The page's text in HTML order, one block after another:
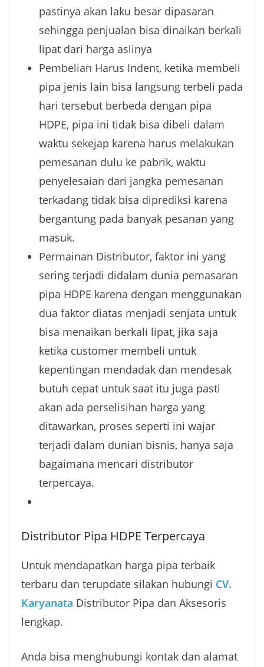
pastinya akan laku besar dipasaran
sehingga penjualan bisa dinaikan berkali
lipat dari harga aslinya
Pembelian Harus Indent, ketika membeli
pipa jenis lain bisa langsung terbeli pada
hari tersebut berbeda dengan pipa
HDPE, pipa ini tidak bisa dibeli dalam
waktu sekejap karena harus melakukan
pemesanan dulu ke pabrik, waktu
penyelesaian dari jangka pemesanan
terkadang tidak bisa diprediksi karena
bergantung pada banyak pesanan yang
masuk.
Permainan Distributor, faktor ini yang
sering terjadi didalam dunia pemasaran
pipa HDPE karena dengan menggunakan
dua faktor diatas menjadi senjata untuk
bisa menaikan berkali lipat, jika saja
ketika customer membeli untuk
kepentingan mendadak dan mendesak
butuh cepat untuk saat itu juga pasti
akan ada perselisihan harga yang
ditawarkan, proses seperti ini wajar
terjadi dalam dunian bisnis, hanya saja
bagaimana mencari distributor
terpercaya.
Distributor Pipa HDPE Terpercaya
Untuk mendapatkan harga pipa terbaik
terbaru dan terupdate silakan hubungi CV.
Karyanata Distributor Pipa dan Aksesoris
lengkap.
Anda bisa menghubungi kontak dan alamat